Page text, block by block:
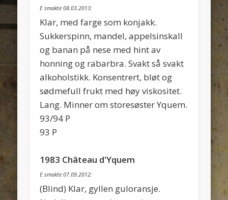
E smakte 08.03.2013:
Klar, med farge som konjakk.
Sukkerspinn, mandel, appelsinskall
og banan på nese med hint av
honning og rabarbra. Svakt så svakt
alkoholstikk. Konsentrert, bløt og
sødmefull frukt med høy viskositet.
Lang. Minner om storesøster Yquem.
93/94 P
93 P
1983 Château d'Yquem
E smakte 07.09.2012:
(Blind) Klar, gyllen guloransje.